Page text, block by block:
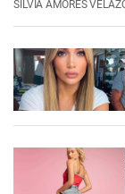
SILVIA AMORES